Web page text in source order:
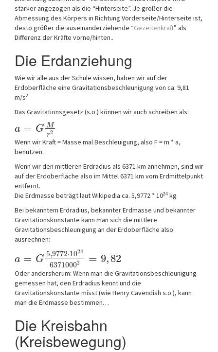
stärker angezogen als die “Hinterseite”. Je größer die
Abmessung des Körpers in Richtung Vorderseite/Hinterseite ist,
desto größer die auseinanderziehende “Gezeitenkraft” als
Differenz der Kräfte vorne/hinten..
Die Erdanziehung
Wie wir alle aus der Schule wissen, haben wir auf der
Erdoberfläche eine Gravitationsbeschleunigung von ca. 9,81
m/s2
Das Gravitationsgesetz (s.o.) können wir auch schreiben als:
a = G M
r2
Wenn wir Kraft = Masse mal Beschleuigung, also F = m * a,
benutzen.
Wenn wir den mittleren Erdradius als 6371 km annehmen, sind wir
auf der Erdoberfläche also im Mittel 6371 km vom Erdmittelpunkt
entfernt.
Die Erdmasse beträgt laut Wikipedia ca. 5,9772 * 1024 kg
Bei bekanntem Erdradius, bekannter Erdmasse und bekannter
Gravitationskonstante kann man sich die mittlere
Gravitationsbeschleunigung an der Erdoberfläche also
ausrechnen:
a = G
5,9772⋅1024
63710002 = 9,82
Oder andersherum: Wenn man die Gravitationsbeschleunigung
gemessen hat, den Erdradius kennt und die
Gravitationskonstante misst (wie Henry Cavendish s.o.), kann
man die Erdmasse bestimmen…
Die Kreisbahn
(Kreisbewegung)